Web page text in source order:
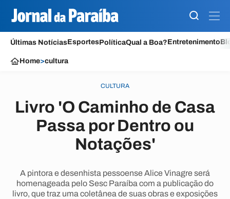
Últimas NotíciasEsportesPolíticaQual a Boa?Entretenimento
Home>cultura
CULTURA
Livro 'O Caminho de Casa
Passa por Dentro ou
Notações'
A pintora e desenhista pessoense Alice Vinagre será
homenageada pelo Sesc Paraíba com a publicação do
livro, que traz uma coletânea de suas obras e exposições